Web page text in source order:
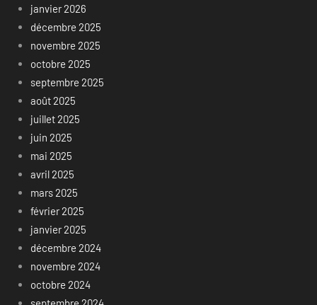
janvier 2026
décembre 2025
novembre 2025
octobre 2025
septembre 2025
août 2025
juillet 2025
juin 2025
mai 2025
avril 2025
mars 2025
février 2025
janvier 2025
décembre 2024
novembre 2024
octobre 2024